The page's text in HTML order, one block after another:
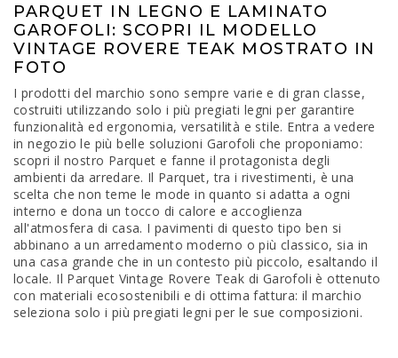
PARQUET IN LEGNO E LAMINATO
GAROFOLI: SCOPRI IL MODELLO
VINTAGE ROVERE TEAK MOSTRATO IN
FOTO
I prodotti del marchio sono sempre varie e di gran classe,
costruiti utilizzando solo i più pregiati legni per garantire
funzionalità ed ergonomia, versatilità e stile. Entra a vedere
in negozio le più belle soluzioni Garofoli che proponiamo:
scopri il nostro Parquet e fanne il protagonista degli
ambienti da arredare. Il Parquet, tra i rivestimenti, è una
scelta che non teme le mode in quanto si adatta a ogni
interno e dona un tocco di calore e accoglienza
all'atmosfera di casa. I pavimenti di questo tipo ben si
abbinano a un arredamento moderno o più classico, sia in
una casa grande che in un contesto più piccolo, esaltando il
locale. Il Parquet Vintage Rovere Teak di Garofoli è ottenuto
con materiali ecosostenibili e di ottima fattura: il marchio
seleziona solo i più pregiati legni per le sue composizioni.